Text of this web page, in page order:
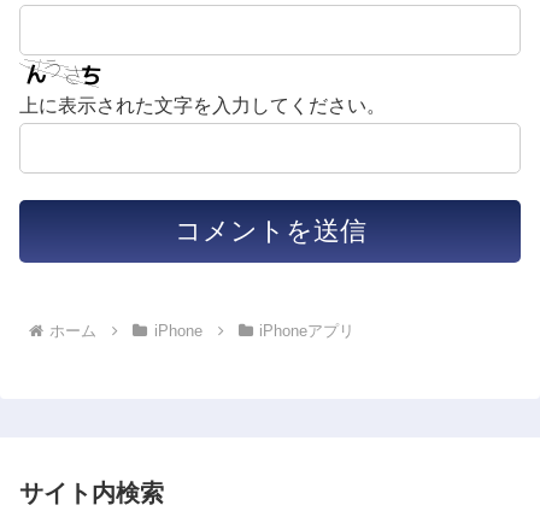
上に表示された文字を入力してください。
ホーム iPhone iPhoneアプリ
サイト内検索